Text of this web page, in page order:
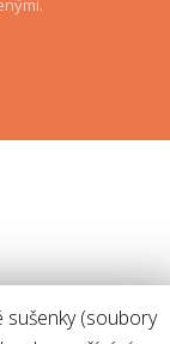
sušenky (soubory